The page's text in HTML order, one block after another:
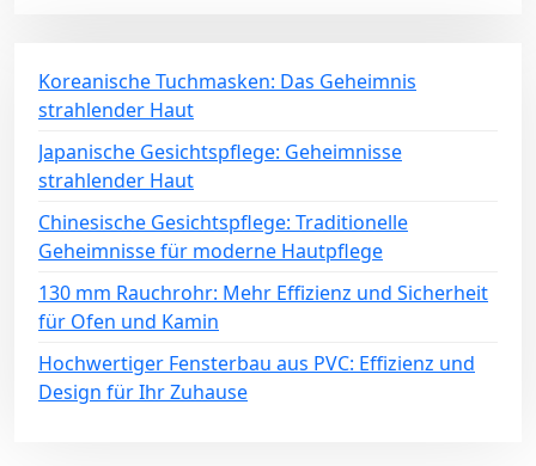
Koreanische Tuchmasken: Das Geheimnis
strahlender Haut
Japanische Gesichtspflege: Geheimnisse
strahlender Haut
Chinesische Gesichtspflege: Traditionelle
Geheimnisse für moderne Hautpflege
130 mm Rauchrohr: Mehr Effizienz und Sicherheit
für Ofen und Kamin
Hochwertiger Fensterbau aus PVC: Effizienz und
Design für Ihr Zuhause